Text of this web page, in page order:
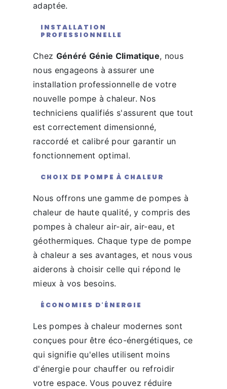
adaptée.
INSTALLATION
PROFESSIONNELLE
Chez Généré Génie Climatique, nous
nous engageons à assurer une
installation professionnelle de votre
nouvelle pompe à chaleur. Nos
techniciens qualifiés s'assurent que tout
est correctement dimensionné,
raccordé et calibré pour garantir un
fonctionnement optimal.
CHOIX DE POMPE À CHALEUR
Nous offrons une gamme de pompes à
chaleur de haute qualité, y compris des
pompes à chaleur air-air, air-eau, et
géothermiques. Chaque type de pompe
à chaleur a ses avantages, et nous vous
aiderons à choisir celle qui répond le
mieux à vos besoins.
ÉCONOMIES D'ÉNERGIE
Les pompes à chaleur modernes sont
conçues pour être éco-énergétiques, ce
qui signifie qu'elles utilisent moins
d'énergie pour chauffer ou refroidir
votre espace. Vous pouvez réduire